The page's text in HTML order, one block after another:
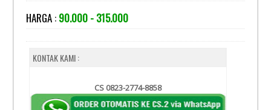
HARGA : 90.000 - 315.000
KONTAK KAMI :
CS 0823-2774-8858